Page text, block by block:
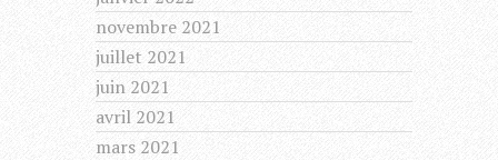
novembre 2021
juillet 2021
juin 2021
avril 2021
mars 2021